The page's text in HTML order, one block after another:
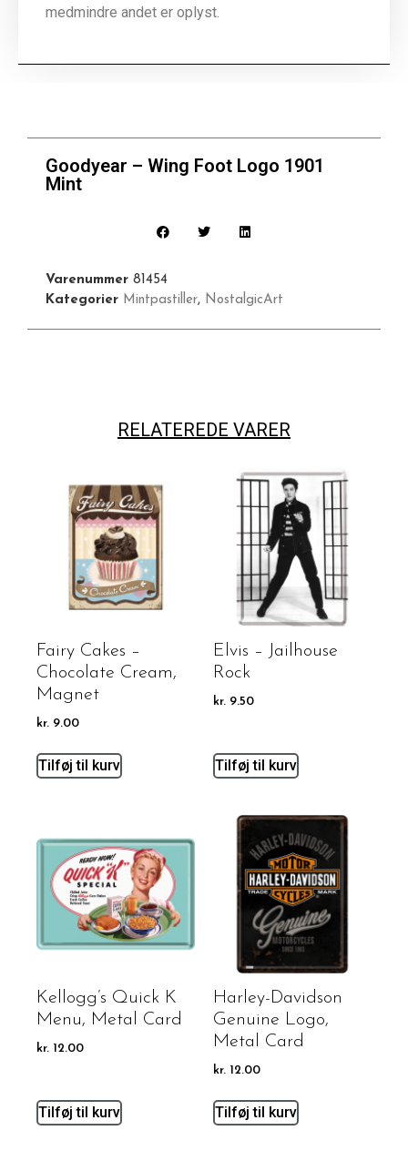
medmindre andet er oplyst.
Goodyear – Wing Foot Logo 1901
Mint
Varenummer 81454
Kategorier Mintpastiller, NostalgicArt
RELATEREDE VARER
Fairy Cakes –
Chocolate Cream,
Magnet
kr. 9.00
Tilføj til kurv
Elvis – Jailhouse
Rock
kr. 9.50
Tilføj til kurv
Kellogg’s Quick K
Menu, Metal Card
kr. 12.00
Tilføj til kurv
Harley-Davidson
Genuine Logo,
Metal Card
kr. 12.00
Tilføj til kurv